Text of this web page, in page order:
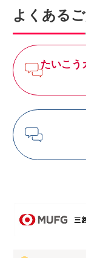
よくある
たいこう